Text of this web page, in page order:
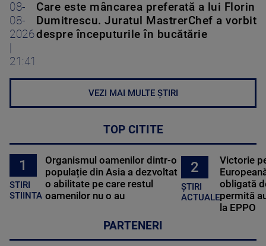
08-
08-
2026
21:41
Care este mâncarea preferată a lui Florin
Dumitrescu. Juratul MastrerChef a vorbit
despre începuturile în bucătărie
VEZI MAI MULTE ȘTIRI
TOP CITITE
1
STIRI
STIINTA
Organismul oamenilor dintr-o
populație din Asia a dezvoltat
o abilitate pe care restul
oamenilor nu o au
2
ȘTIRI
ACTUALE
Victorie
obligată
permită
la EPPO
PARTENERI